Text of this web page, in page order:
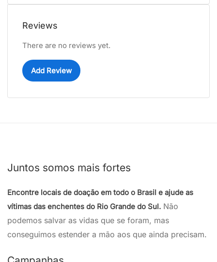
Reviews
There are no reviews yet.
Add Review
Juntos somos mais fortes
Encontre locais de doação em todo o Brasil e ajude as
vítimas das enchentes do Rio Grande do Sul. Não
podemos salvar as vidas que se foram, mas
conseguimos estender a mão aos que ainda precisam.